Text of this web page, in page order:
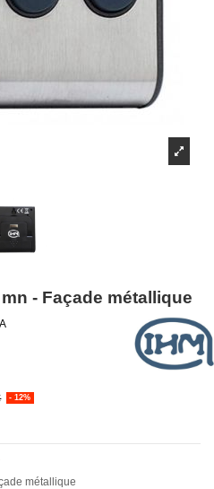
- Façade métallique
- 12%
métallique